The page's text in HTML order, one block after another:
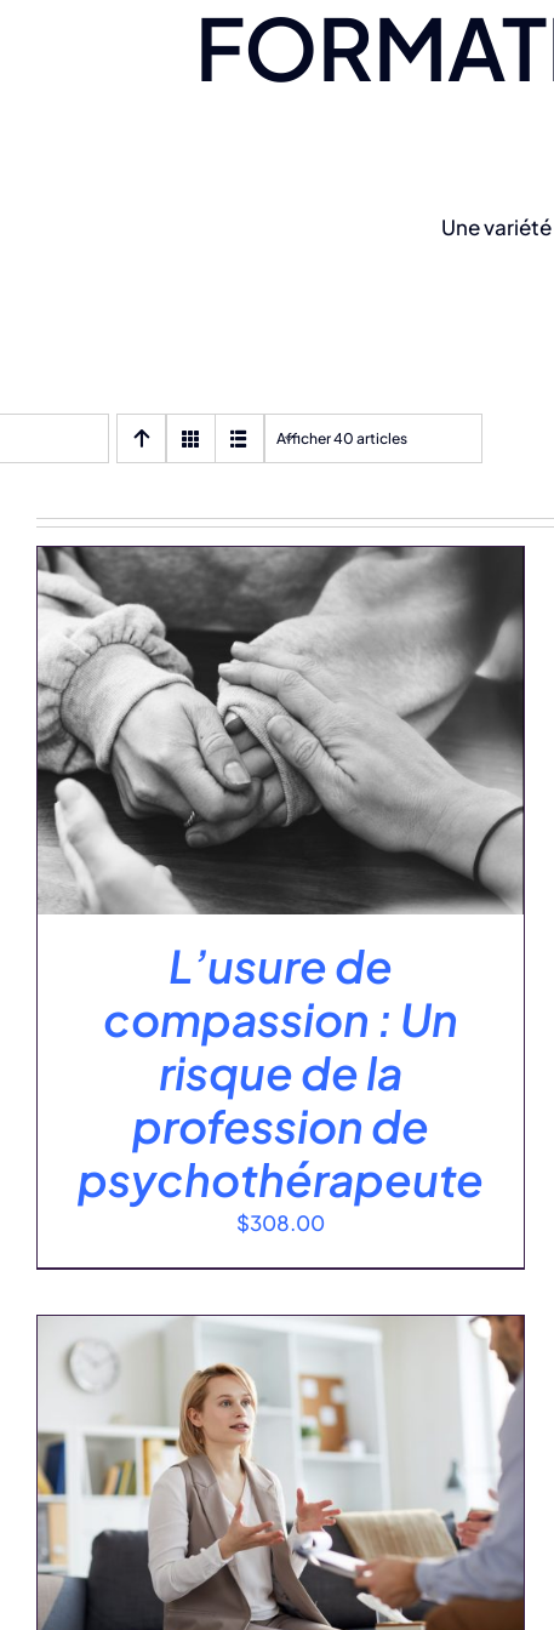
Une
Afficher 40 articles
L’usure de
compassion : Un
risque de la
profession de
psychothérapeute
$308.00
AJOUTER AU PANIER DÉTAILS